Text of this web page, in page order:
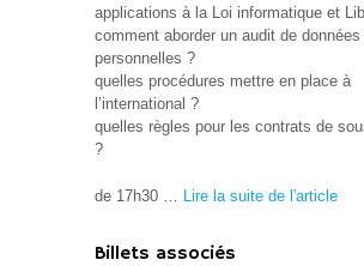
applications à la Loi informatique et
comment aborder un audit de données
personnelles ?
quelles procédures mettre en place à
l’international ?
quelles règles pour les contrats de
?
de 17h30 … Lire la suite de l'article
Billets associés